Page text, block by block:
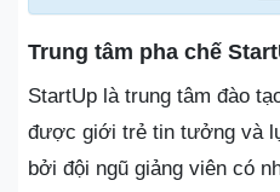
Trung tâm pha chế
StartUp là trung tâm đào
được giới trẻ tin tưởng và
bởi đội ngũ giảng viên có